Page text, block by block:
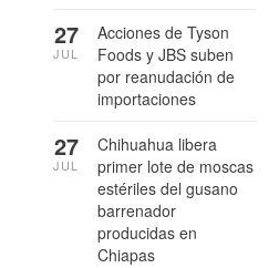
Acciones de Tyson
Foods y JBS suben
por reanudación de
importaciones
27
JUL
Chihuahua libera
primer lote de moscas
estériles del gusano
barrenador
producidas en
Chiapas
27
JUL